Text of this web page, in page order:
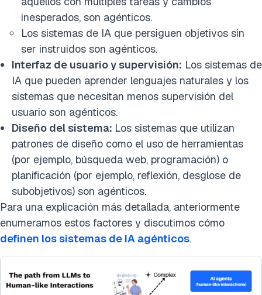
inesperados, son agénticos.
Los sistemas de IA que persiguen objetivos sin
ser instruidos son agénticos.
Interfaz de usuario y supervisión: Los sistemas de
IA que pueden aprender lenguajes naturales y los
sistemas que necesitan menos supervisión del
usuario son agénticos.
Diseño del sistema: Los sistemas que utilizan
patrones de diseño como el uso de herramientas
(por ejemplo, búsqueda web, programación) o
planificación (por ejemplo, reflexión, desglose de
subobjetivos) son agénticos.
Para una explicación más detallada, anteriormente
enumeramos estos factores y discutimos cómo
definen los sistemas de IA agénticos.